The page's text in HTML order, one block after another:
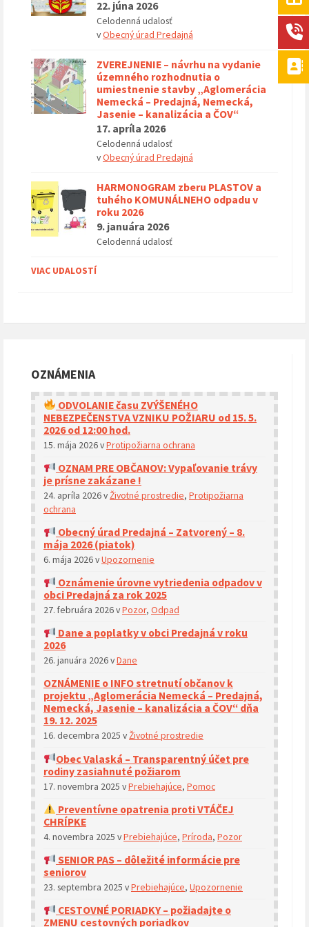
22. júna 2026
Celodenná udalosť
vObecný úrad Predajná
ZVEREJNENIE – návrhu na vydanie
územného rozhodnutia o
umiestnenie stavby „Aglomerácia
Nemecká – Predajná, Nemecká,
Jasenie – kanalizácia a ČOV“
17. apríla 2026
Celodenná udalosť
vObecný úrad Predajná
HARMONOGRAM zberu PLASTOV a
tuhého KOMUNÁLNEHO odpadu v
roku 2026
9. januára 2026
Celodenná udalosť
VIAC UDALOSTÍ
OZNÁMENIA
ODVOLANIE času ZVÝŠENÉHO
NEBEZPEČENSTVA VZNIKU POŽIARU od 15. 5.
2026 od 12:00 hod.
15. mája 2026vProtipožiarna ochrana
OZNAM PRE OBČANOV: Vypaľovanie trávy
je prísne zakázane !
24. apríla 2026vŽivotné prostredie, Protipožiarna
ochrana
Obecný úrad Predajná – Zatvorený – 8.
mája 2026 (piatok)
6. mája 2026vUpozornenie
Oznámenie úrovne vytriedenia odpadov v
obci Predajná za rok 2025
27. februára 2026vPozor, Odpad
Dane a poplatky v obci Predajná v roku
2026
26. januára 2026vDane
OZNÁMENIE o INFO stretnutí občanov k
projektu „Aglomerácia Nemecká – Predajná,
Nemecká, Jasenie – kanalizácia a ČOV“ dňa
19. 12. 2025
16. decembra 2025 vŽivotné prostredie
Obec Valaská – Transparentný účet pre
rodiny zasiahnuté požiarom
17. novembra 2025 vPrebiehajúce, Pomoc
Preventívne opatrenia proti VTÁČEJ
CHRÍPKE
4. novembra 2025 vPrebiehajúce, Príroda, Pozor
SENIOR PAS – dôležité informácie pre
seniorov
23. septembra 2025 vPrebiehajúce, Upozornenie
CESTOVNÉ PORIADKY – požiadajte o
ZMENU cestovných poriadkov